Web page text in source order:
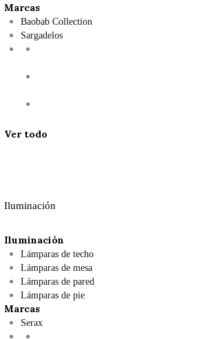
Marcas
Baobab Collection
Sargadelos
Ver todo
Iluminación
Iluminación
Lámparas de techo
Lámparas de mesa
Lámparas de pared
Lámparas de pie
Marcas
Serax